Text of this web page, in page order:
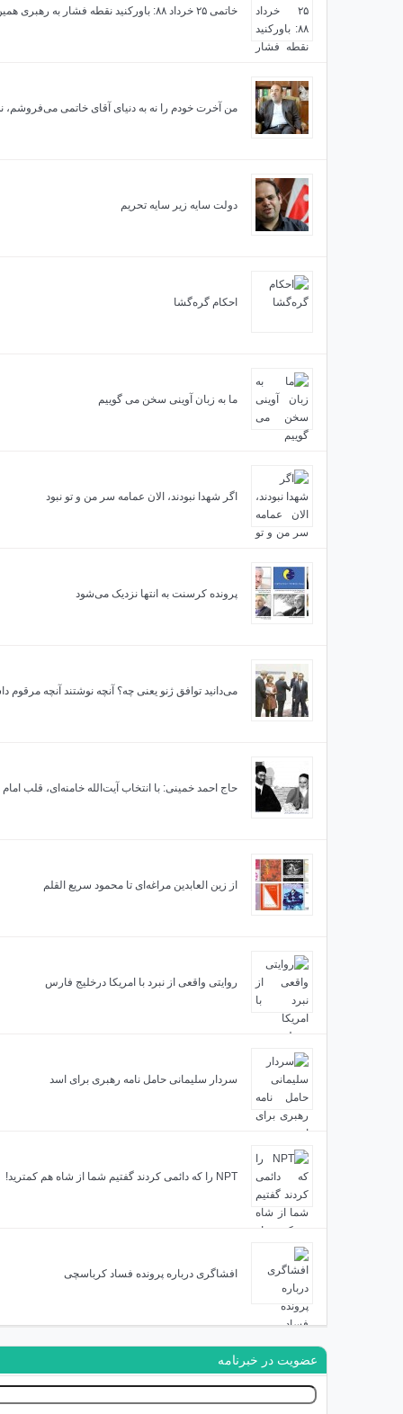
خاتمی ۲۵ خرداد ۸۸: باورکنید نقطه فشار به رهبری همین جاست!
من آخرت خودم را نه به دنیای آقای خاتمی می‌فروشم،
دولت سایه زیر سایه تحریم
احکام گره‌گشا
ما به زبان آوینی سخن می گوییم
اگر شهدا نبودند، الان عمامه سر من و تو نبود
پرونده کرسنت به انتها نزدیک می‌شود
می‌دانید توافق ژنو یعنی چه؟ آنچه نوشتند آنچه مرقوم
حاج احمد خمینی: با انتخاب آیت‌الله خامنه‌ای، قلب
از زین العابدین مراغه‌ای تا محمود سریع القلم
روایتی واقعی از نبرد با امریکا درخلیج فارس
سردار سلیمانی حامل نامه رهبری برای اسد
NPT را که دائمی کردند گفتیم شما از شاه هم کمترید!
افشاگری درباره پرونده فساد کرباسچی
عضویت در خبرنامه